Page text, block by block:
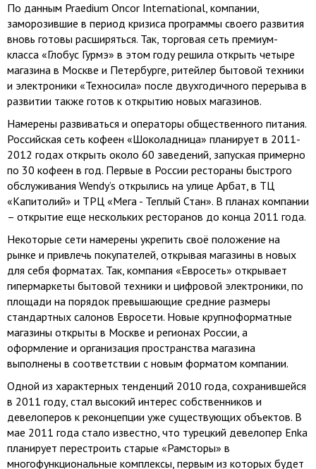
По данным Praedium Oncor International, компании,
заморозившие в период кризиса программы своего развития
вновь готовы расширяться. Так, торговая сеть премиум-
класса «Глобус Гурмэ» в этом году решила открыть четыре
магазина в Москве и Петербурге, ритейлер бытовой техники
и электроники «Техносила» после двухгодичного перерыва в
развитии также готов к открытию новых магазинов.
Намерены развиваться и операторы общественного питания.
Российская сеть кофеен «Шоколадница» планирует в 2011-
2012 годах открыть около 60 заведений, запуская примерно
по 30 кофеен в год. Первые в России рестораны быстрого
обслуживания Wendy’s открылись на улице Арбат, в ТЦ
«Капитолий» и ТРЦ «Мега - Теплый Стан». В планах компании
– открытие еще нескольких ресторанов до конца 2011 года.
Некоторые сети намерены укрепить своё положение на
рынке и привлечь покупателей, открывая магазины в новых
для себя форматах. Так, компания «Евросеть» открывает
гипермаркеты бытовой техники и цифровой электроники, по
площади на порядок превышающие средние размеры
стандартных салонов Евросети. Новые крупноформатные
магазины открыты в Москве и регионах России, а
оформление и организация пространства магазина
выполнены в соответствии с новым форматом компании.
Одной из характерных тенденций 2010 года, сохранившейся
в 2011 году, стал высокий интерес собственников и
девелоперов к реконцепции уже существующих объектов. В
мае 2011 года стало известно, что турецкий девелопер Enka
планирует перестроить старые «Рамсторы» в
многофункциональные комплексы, первым из которых будет